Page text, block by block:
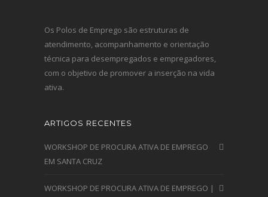
Os Polos de Emprego são estruturas de
atendimento, acompanhamento e orientação
técnica para desempregados e empregadores,
com o objetivo de promover a inserção na vida
ativa.
ARTIGOS RECENTES
WORKSHOP DE PROCURA ATIVA DE EMPREGO
EM SANTA CRUZ
WORKSHOP DE PROCURA ATIVA DE EMPREGO |